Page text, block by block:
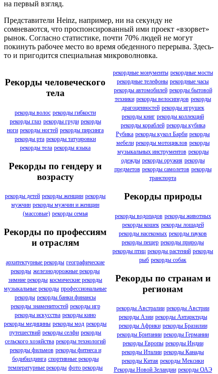
на первый взгляд.
Представители Heinz, например, ни на секунду не
сомневаются, что проспонсированный ими проект «взорвет»
рынок. Согласно статистике, почти 70% людей не могут
покинуть рабочее место во время обеденного перерыва. Здесь-
то и пригодится специальная микроволновка.
Рекорды человеческого
тела
рекорды волос рекорды гибкости
рекорды глаз рекорды груди рекорды
ноги рекорды ногтей рекорды пирсинга
рекорды рта рекорды татуировки
рекорды тела рекорды языка
Рекорды по гендеру и
возрасту
рекорды детей рекорды женщин рекорды
мужчин рекорды мужчин и женщин
(массовые) рекорды семья
Рекорды по профессиям
и отраслям
архитектурные рекорды географические
рекорды железнодорожные рекорды
зимние рекорды космические рекорды
музыкальные рекорды профессиональные
рекорды рекорды банки финансы
рекорды знаменитостей рекорды игр
рекорды искусства рекорды кино
рекорды медицины рекорды мод рекорды
путешествий рекорды селфи рекорды
сельского хозяйства рекорды технологий
рекорды фильмов рекорды фитнеса и
бодибилдинга спортивные рекорды
температурные рекорды фото рекорды
рекордные монументы рекордные мосты
рекордные телефоны рекордные часы
рекорды автомобилей рекорды бытовой
техники рекорды велосипедов рекорды
драгоценностей рекорды игрушек
рекорды книг рекорды коллекций
рекорды кораблей рекорды кубика
Рубика рекорды кукол Барби рекорды
мебели рекорды мотоциклов рекорды
музыкальных инструментов рекорды
одежды рекорды оружия рекорды
предметов рекорды самолетов рекорды
транспорта
Рекорды природы
рекорды водопадов рекорды животных
рекорды кошек рекорды лошадей
рекорды насекомых рекорды пауков
рекорды пещер рекорды природы
рекорды птиц рекорды растений рекорды
рыб рекорды собак
Рекорды по странам и
регионам
рекорды Австралии рекорды Австрии
рекорды Азии рекорды Антарктиды
рекорды Африки рекорды Бразилии
рекорды Британии рекорды Германии
рекорды Европы рекорды Индии
рекорды Италии рекорды Канады
рекорды Китая рекорды Мексики
Рекорды Новой Зеландии рекорды ОАЭ